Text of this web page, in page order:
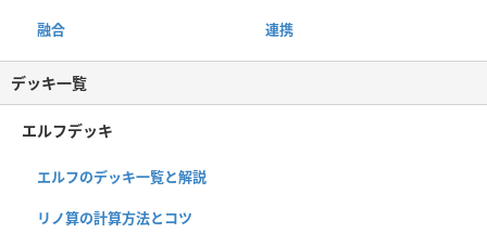
融合 連携
デッキ一覧
エルフデッキ
エルフのデッキ一覧と解説
リノ算の計算方法とコツ